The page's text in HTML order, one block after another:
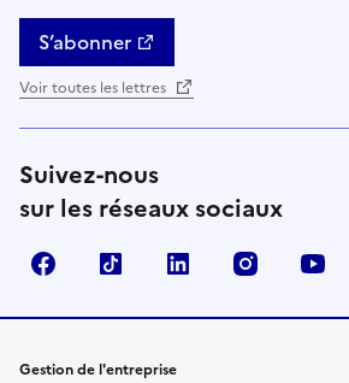
S’abonner
Voir toutes les lettres
Suivez-nous
sur les réseaux sociaux
FacebookTikTok Linkedin Instagram
Gestion de l'entreprise